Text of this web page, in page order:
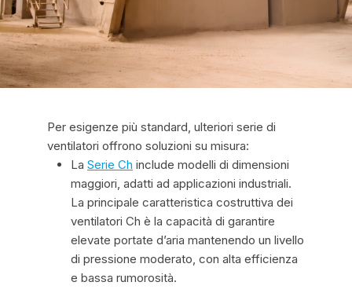
Per esigenze più standard, ulteriori serie di
ventilatori offrono soluzioni su misura:
La Serie Ch include modelli di dimensioni
maggiori, adatti ad applicazioni industriali.
La principale caratteristica costruttiva dei
ventilatori Ch è la capacità di garantire
elevate portate d’aria mantenendo un livello
di pressione moderato, con alta efficienza
e bassa rumorosità.